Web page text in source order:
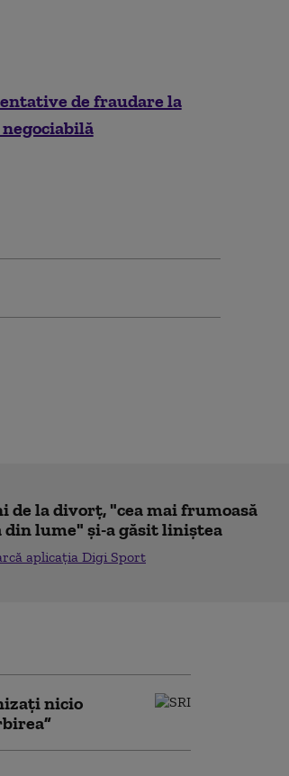
de fraudare la
de la divorț, "cea mai frumoasă
lume" și-a găsit liniștea
aplicația Digi Sport
nicio